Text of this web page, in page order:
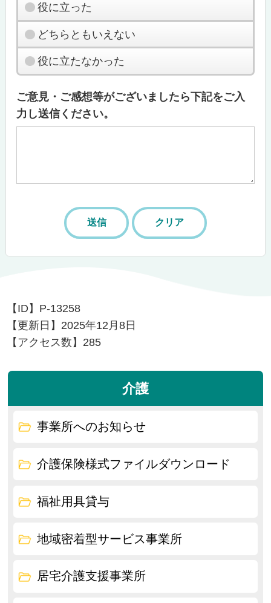
役に立った
どちらともいえない
役に立たなかった
ご意見・ご感想等がございましたら下記をご入
力し送信ください。
【ID】 P-13258
【更新日】 2025年12月8日
【アクセス数】 285
介護
事業所へのお知らせ
介護保険様式ファイルダウンロード
福祉用具貸与
地域密着型サービス事業所
居宅介護支援事業所